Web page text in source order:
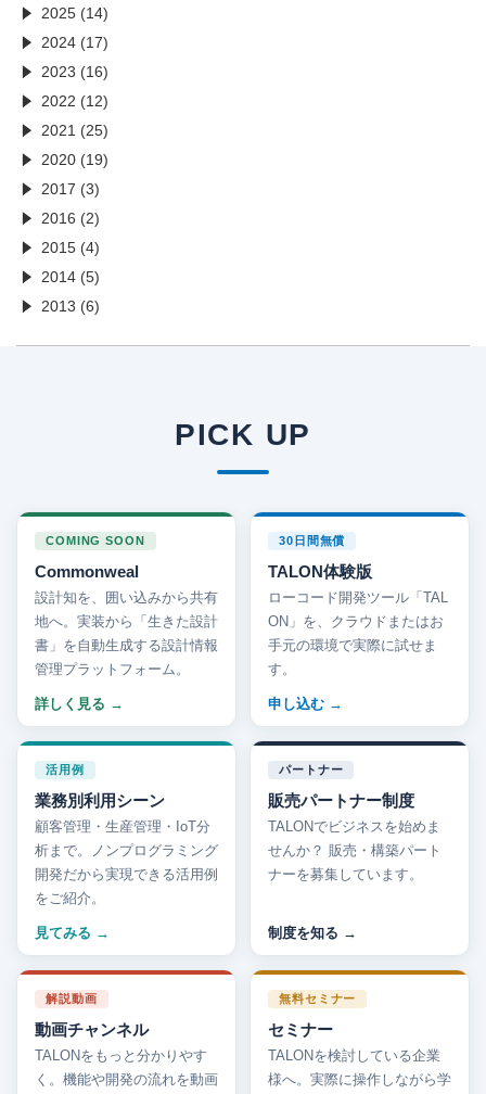
2025 (14)
2024 (17)
2023 (16)
2022 (12)
2021 (25)
2020 (19)
2017 (3)
2016 (2)
2015 (4)
2014 (5)
2013 (6)
PICK UP
COMING SOON
Commonweal
設計知を、囲い込みから共有
地へ。実装から「生きた設計
書」を自動生成する設計情報
管理プラットフォーム。
詳しく見る
30日間無償
TALON体験版
ローコード開発ツール「TAL
ON」を、クラウドまたはお
手元の環境で実際に試せま
す。
申し込む
活用例
業務別利用シーン
顧客管理・生産管理・IoT分
析まで。ノンプログラミング
開発だから実現できる活用例
をご紹介。
見てみる
パートナー
販売パートナー制度
TALONでビジネスを始めま
せんか？ 販売・構築パート
ナーを募集しています。
制度を知る
解説動画
動画チャンネル
TALONをもっと分かりやす
く。機能や開発の流れを動画
無料セミナー
セミナー
TALONを検討している企業
様へ。実際に操作しながら学